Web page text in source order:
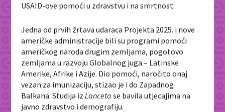
USAID-ove pomoći u zdravstvu i na smrtnost.
Jedna od prvih žrtava udaraca Projekta 2025. i nove
američke administracije bili su programi pomoći
američkog naroda drugim zemljama, pogotovo
zemljama u razvoju Globalnog juga – Latinske
Amerike, Afrike i Azije. Dio pomoći, naročito onaj
vezan za imunizaciju, stizao je i do Zapadnog
Balkana. Studija izLanceta se bavila utjecajima na
javno zdravstvo i demografiju.